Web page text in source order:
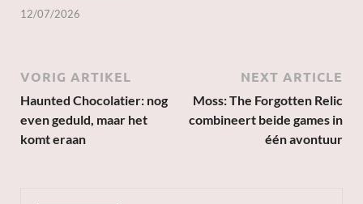
12/07/2026
VORIG ARTIKEL
Haunted Chocolatier: nog
even geduld, maar het
komt eraan
NEXT ARTICLE
Moss: The Forgotten Relic
combineert beide games in
één avontuur